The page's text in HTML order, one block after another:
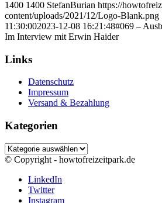
1400 1400 StefanBurian https://
content/uploads/2021/12/Logo-Blank.png
11:30:002023-12-08 16:21:48#069 –
Im Interview mit Erwin Haider
Links
Datenschutz
Impressum
Versand & Bezahlung
Kategorien
Kategorien
© Copyright - howtofreizeitpark.de
LinkedIn
Twitter
Instagram